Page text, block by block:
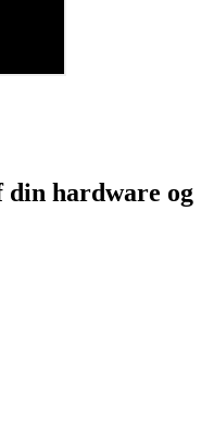
hardware og